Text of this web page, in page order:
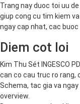
Trang nay duoc toi uu
giup cong cu tim kiem
ngay cap nhat, cac buoc
Diem cot loi
Kim Thu Sét INGESCO
can co cau truc ro rang,
Schema, tac gia va
overview.